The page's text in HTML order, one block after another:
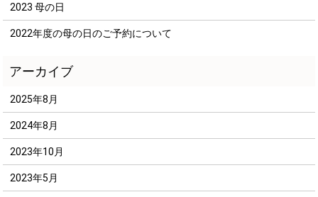
2023 母の日
2022年度の母の日のご予約について
2025年8月
2024年8月
2023年10月
2023年5月